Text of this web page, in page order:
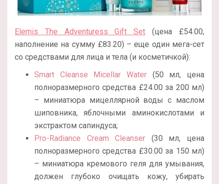
Elemis The Adventuress Gift Set (цена £54.00,
наполнение на сумму £83.20) – еще один мега-сет
со средствами для лица и тела (и косметичкой):
Smart Cleanse Micellar Water (50 мл, цена
полноразмерного средства £24.00 за 200 мл)
– миниатюра мицеллярной воды с маслом
шиповника, яблочными аминокислотами и
экстрактом сапиндуса;
Pro-Radiance Cream Cleanser (30 мл, цена
полноразмерного средства £30.00 за 150 мл)
– миниатюра кремового геля для умывания,
должен глубоко очищать кожу, убирать